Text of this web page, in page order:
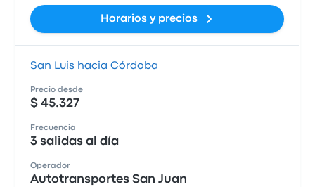
Horarios y precios
San Luis hacia Córdoba
Precio desde
$ 45.327
Frecuencia
3 salidas al día
Operador
Autotransportes San Juan